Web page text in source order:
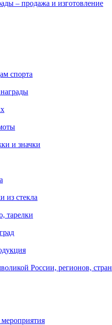
спорта
и значки
из стекла
тарелки
России, регионов, стран